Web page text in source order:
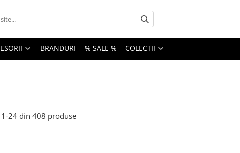
BRANDURI % SALE % COLECTII
1-24 din 408 produse